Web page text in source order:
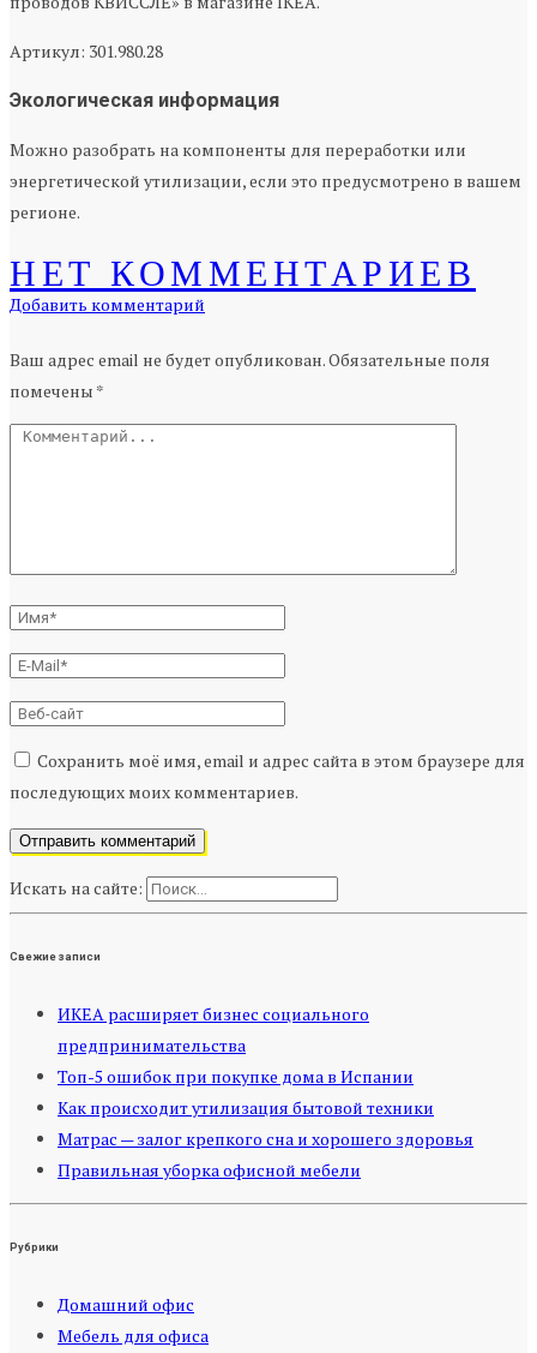
Артикул: 301.980.28
Экологическая информация
Можно разобрать на компоненты для переработки или
энергетической утилизации, если это предусмотрено в вашем
регионе.
НЕТ КОММЕНТАРИЕВ
Добавить комментарий
Ваш адрес email не будет опубликован.Обязательные поля
помечены *
Сохранить моё имя, email и адрес сайта в этом браузере для
последующих моих комментариев.
Искать на сайте:
Свежие записи
ИКЕА расширяет бизнес социального
предпринимательства
Топ-5 ошибок при покупке дома в Испании
Как происходит утилизация бытовой техники
Матрас — залог крепкого сна и хорошего здоровья
Правильная уборка офисной мебели
Рубрики
Домашний офис
Мебель для офиса